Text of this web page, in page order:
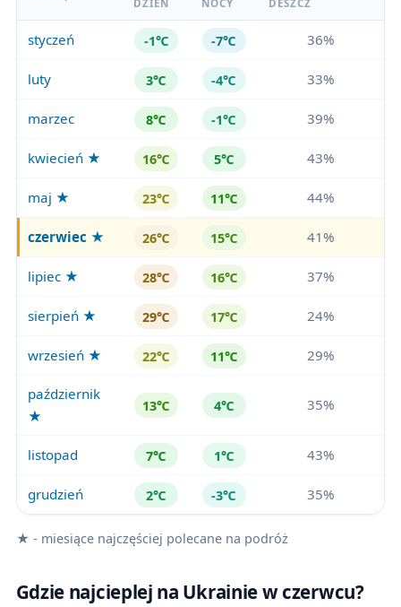
DZIEŃ
NOCY
DESZCZ
styczeń -1℃ -7℃ 36%
luty 3℃ -4℃ 33%
marzec 8℃ -1℃ 39%
kwiecień ★ 16℃ 5℃ 43%
maj ★ 23℃ 11℃ 44%
czerwiec ★ 26℃ 15℃ 41%
lipiec ★ 28℃ 16℃ 37%
sierpień ★ 29℃ 17℃ 24%
wrzesień ★ 22℃ 11℃ 29%
październik
★
13℃ 4℃ 35%
listopad 7℃ 1℃ 43%
grudzień 2℃ -3℃ 35%
★ - miesiące najczęściej polecane na podróż
Gdzie najcieplej na Ukrainie w czerwcu?